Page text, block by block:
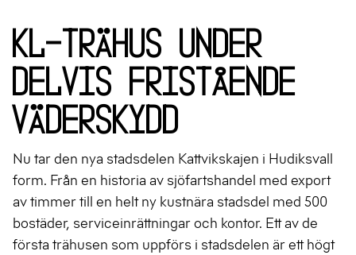
KL-trähus under
delvis fristående
väderskydd
Nu tar den nya stadsdelen Kattvikskajen i Hudiksvall
form. Från en historia av sjöfartshandel med export
av timmer till en helt ny kustnära stadsdel med 500
bostäder, serviceinrättningar och kontor. Ett av de
första trähusen som uppförs i stadsdelen är ett högt